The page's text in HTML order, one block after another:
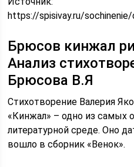
https://spisivay.ru/
Брюсов кинжал
Анализ
Брюсова В.Я
Стихотворение Валерия
«Кинжал» – одно из самых
литературной среде. Оно
вошло в сборник «Венок».